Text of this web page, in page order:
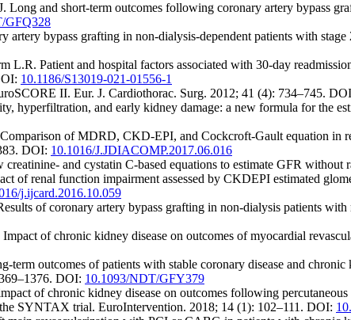
and short-term outcomes following coronary artery bypass
GFQ328
artery bypass grafting in non-dialysis-dependent patients with
L.R. Patient and hospital factors associated with 30-day
10.1186/S13019-021-01556-1
II. Eur. J. Cardiothorac. Surg. 2012; 41 (4): 734–745.
hyperfiltration, and early kidney damage: a new formula for the
of MDRD, CKD-EPI, and Cockcroft-Gault equation in
DOI: 10.1016/J.JDIACOMP.2017.06.016
and cystatin C-based equations to estimate GFR
of renal function impairment assessed by CKDEPI estimated
j.ijcard.2016.10.059
of coronary artery bypass grafting in non-dialysis patients
of chronic kidney disease on outcomes of myocardial
outcomes of patients with stable coronary disease and
DOI: 10.1093/NDT/GFY379
of chronic kidney disease on outcomes following
SYNTAX trial. EuroIntervention. 2018; 14 (1): 102–111. DOI: